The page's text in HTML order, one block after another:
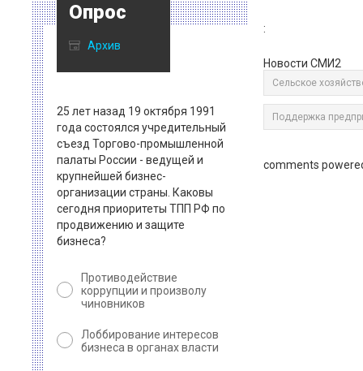
Опрос
Архив
25 лет назад 19 октября 1991
года состоялся учредительный
съезд Торгово-промышленной
палаты России - ведущей и
крупнейшей бизнес-
организации страны. Каковы
сегодня приоритеты ТПП РФ по
продвижению и защите
бизнеса?
Противодействие
коррупции и произволу
чиновников
Лоббирование интересов
бизнеса в органах власти
:
Новости СМИ2
Сельское
Поддержка
comments